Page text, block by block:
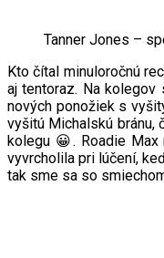
Tanner Jones –
Kto čítal minuloročnú
aj tentoraz. Na
nových ponožiek s
vyšitú Michalskú bránu,
kolegu 😀. Roadie
vyvrcholila pri lúčení,
tak sme sa so